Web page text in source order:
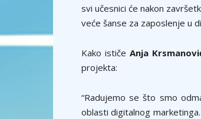
svi učesnici će nakon
veće šanse za zaposlenje u
Kako ističe Anja
projekta:
“Radujemo se što smo
oblasti digitalnog